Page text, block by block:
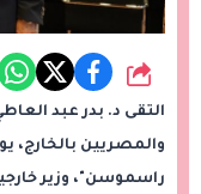
شارك
التقى د. بدر عبد
راسموسن"، وزير